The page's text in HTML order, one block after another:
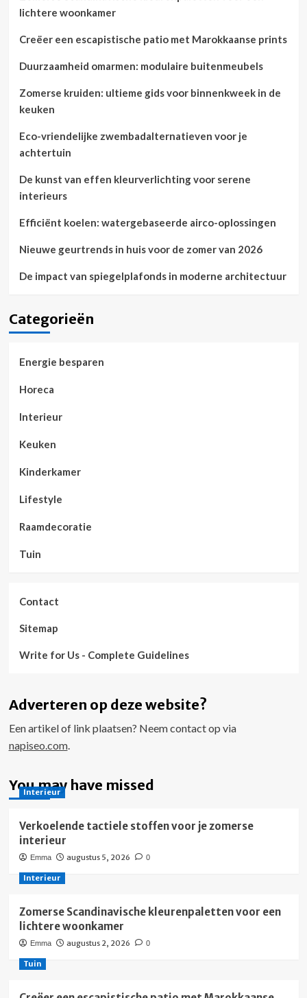
lichtere woonkamer
Creëer een escapistische patio met Marokkaanse prints
Duurzaamheid omarmen: modulaire buitenmeubels
Zomerse kruiden: ultieme gids voor binnenkweek in de
keuken
Eco-vriendelijke zwembadalternatieven voor je
achtertuin
De kunst van effen kleurverlichting voor serene
interieurs
Efficiënt koelen: watergebaseerde airco-oplossingen
Nieuwe geurtrends in huis voor de zomer van 2026
De impact van spiegelplafonds in moderne architectuur
Categorieën
Energie besparen
Horeca
Interieur
Keuken
Kinderkamer
Lifestyle
Raamdecoratie
Tuin
Contact
Sitemap
Write for Us - Complete Guidelines
Adverteren op deze website?
Een artikel of link plaatsen? Neem contact op via
napiseo.com.
You may have missed
Interieur
Verkoelende tactiele stoffen voor je zomerse
interieur
Emma augustus 5, 2026 0
Interieur
Zomerse Scandinavische kleurenpaletten voor een
lichtere woonkamer
Emma augustus 2, 2026 0
Tuin